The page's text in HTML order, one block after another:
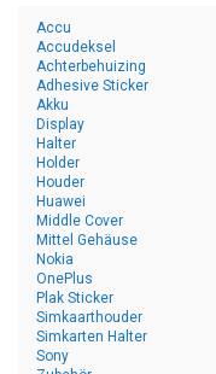
Accu
Accudeksel
Achterbehuizing
Adhesive Sticker
Akku
Display
Halter
Holder
Houder
Huawei
Middle Cover
Mittel Gehäuse
Nokia
OnePlus
Plak Sticker
Simkaarthouder
Simkarten Halter
Sony